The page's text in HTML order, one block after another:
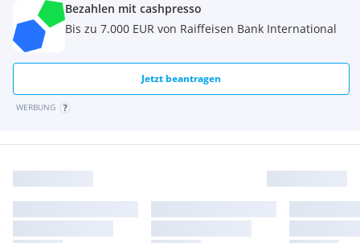
Bezahlen mit cashpresso
Bis zu 7.000 EUR von Raiffeisen Bank International
Jetzt beantragen
WERBUNG